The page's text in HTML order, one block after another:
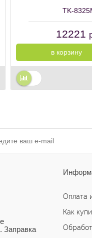
TK-
12221
в корзину
Заправка
Оплата
Как